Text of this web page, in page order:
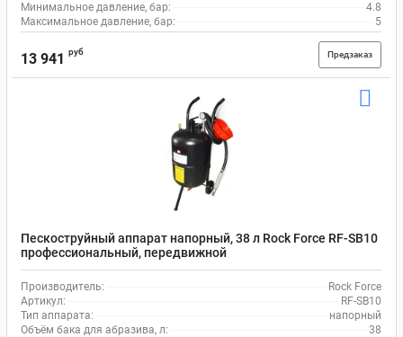
Минимальное давление, бар:
4.8
Максимальное давление, бар:
5
13 941 руб Предзаказ
Пескоструйный аппарат напорный, 38 л Rock Force RF-SB10
профессиональный, передвижной
Производитель:
Rock Force
Артикул:
RF-SB10
Тип аппарата:
напорный
Объём бака для абразива, л:
38